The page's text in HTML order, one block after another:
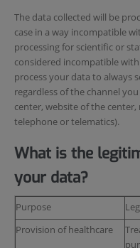
The data collected will be
case in a way incompatible
processing for scientific or
considered incompatible
process your data to always
regardless of the channel
center, website of the
telephone or telematics).
What is the
your data?
Purpose
Provision of healthcare